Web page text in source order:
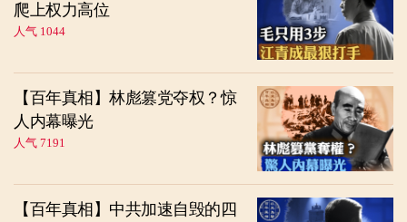
爬上权力高位
人气 1044
【百年真相】林彪篡党夺权？惊
人内幕曝光
人气 7191
【百年真相】中共加速自毁的四